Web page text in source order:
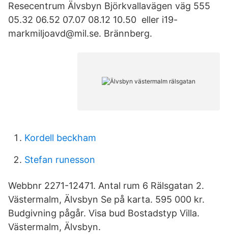
Resecentrum Älvsbyn Björkvallavägen väg 555
05.32 06.52 07.07 08.12 10.50 eller i19-
markmiljoavd@mil.se. Brännberg.
Kordell beckham
Stefan runesson
Webbnr 2271-12471. Antal rum 6 Rälsgatan 2.
Västermalm, Älvsbyn Se på karta. 595 000 kr.
Budgivning pågår. Visa bud Bostadstyp Villa.
Västermalm, Älvsbyn.